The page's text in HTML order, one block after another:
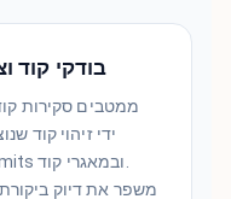
בודקי קוד
ידי זיהוי קוד